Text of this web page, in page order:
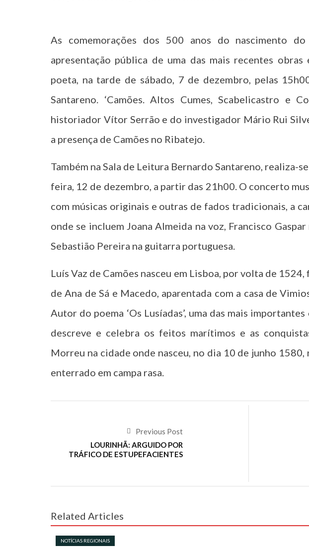
As comemorações dos 500 anos do nascimento
apresentação pública de uma das mais recentes
poeta, na tarde de sábado, 7 de dezembro, pelas
Santareno. ‘Camões. Altos Cumes, Scabelicastro e
historiador Vítor Serrão e do investigador Mário Rui
a presença de Camões no Ribatejo.
Também na Sala de Leitura Bernardo Santareno, realiza-
feira, 12 de dezembro, a partir das 21h00. O concerto
com músicas originais e outras de fados tradicionais, a
onde se incluem Joana Almeida na voz, Francisco
Sebastião Pereira na guitarra portuguesa.
Luís Vaz de Camões nasceu em Lisboa, por volta de
de Ana de Sá e Macedo, aparentada com a casa de
Autor do poema ‘Os Lusíadas’, uma das mais
descreve e celebra os feitos marítimos e as
Morreu na cidade onde nasceu, no dia 10 de junho
enterrado em campa rasa.
Previous Post
LOURINHÃ: ARGUIDO POR
TRÁFICO DE ESTUPEFACIENTES
Related Articles
NOTÍCIAS REGIONAIS